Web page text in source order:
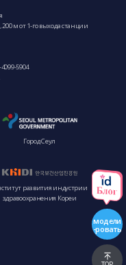
м от 1-го выхода станции
5904
Город Сеул
развития индустрии
здравоохранения Кореи
модели
-ровать